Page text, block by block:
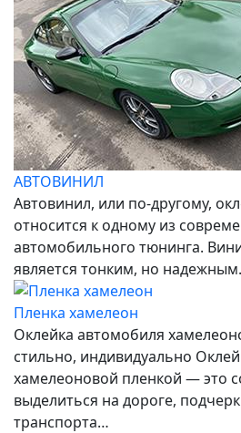
АВТОВИНИЛ
Автовинил, или по-другому,
относится к одному из
автомобильного тюнинга.
является тонким, но
Пленка хамелеон
Оклейка автомобиля
стильно, индивидуально
хамелеоновой пленкой — это
выделиться на дороге,
транспорта…